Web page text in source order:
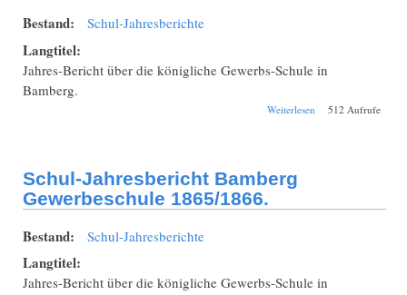
Bestand: Schul-Jahresberichte
Langtitel:
Jahres-Bericht über die königliche Gewerbs-Schule in
Bamberg.
Weiterlesen über Schul-
512 Aufrufe
Schul-Jahresbericht Bamberg
Gewerbeschule 1865/1866.
Bestand: Schul-Jahresberichte
Langtitel:
Jahres-Bericht über die königliche Gewerbs-Schule in